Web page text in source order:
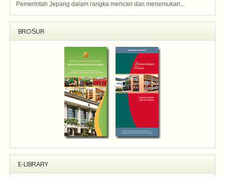
Pemerintah Jepang dalam rangka mencari dan menemukan...
BROSUR
E-LIBRARY